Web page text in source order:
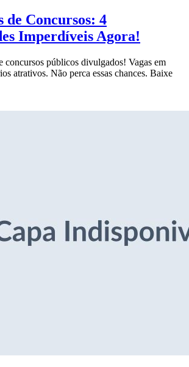
de Concursos: 4
Imperdíveis Agora!
concursos públicos divulgados! Vagas em
atrativos. Não perca essas chances. Baixe